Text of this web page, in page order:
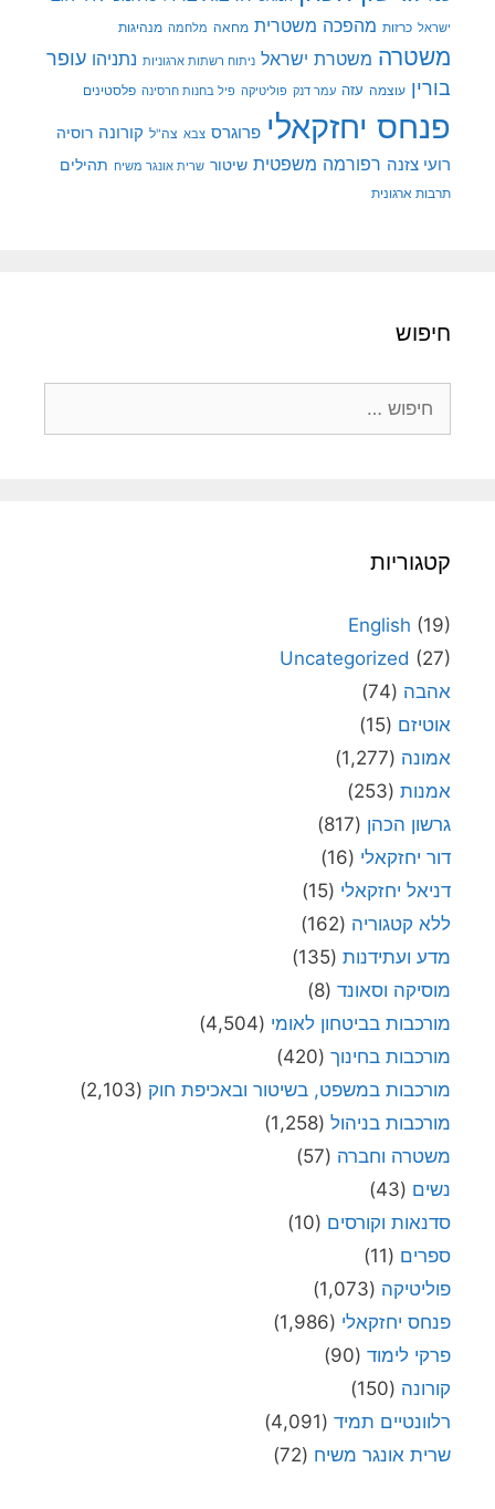
ישראל כרזות מהפכה משטרית מחאה מלחמה מנהיגות
משטרה משטרת ישראל ניתוח רשתות ארגוניות נתניהו עופר
בורין עוצמה עזה עמר דנק פוליטיקה פיל בחנות חרסינה פלסטינים
פנחס יחזקאלי פרוגרס צבא צה"ל קורונה רוסיה
רועי צזנה רפורמה משפטית שיטור שרית אונגר משיח תהילים
תרבות ארגונית
חיפוש
קטגוריות
English (19)
Uncategorized (27)
אהבה (74)
אוטיזם (15)
אמונה (1,277)
אמנות (253)
גרשון הכהן (817)
דור יחזקאלי (16)
דניאל יחזקאלי (15)
ללא קטגוריה (162)
מדע ועתידנות (135)
מוסיקה וסאונד (8)
מורכבות בביטחון לאומי (4,504)
מורכבות בחינוך (420)
מורכבות במשפט, בשיטור ובאכיפת חוק (2,103)
מורכבות בניהול (1,258)
משטרה וחברה (57)
נשים (43)
סדנאות וקורסים (10)
ספרים (11)
פוליטיקה (1,073)
פנחס יחזקאלי (1,986)
פרקי לימוד (90)
קורונה (150)
רלוונטיים תמיד (4,091)
שרית אונגר משיח (72)